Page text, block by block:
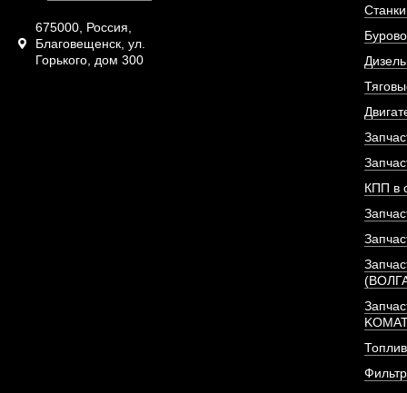
675000, Россия,
Благовещенск, ул.
Горького, дом 300
КПП в